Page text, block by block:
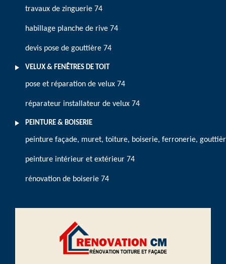
travaux de zinguerie 74
habillage planche de rive 74
devis pose de gouttière 74
VELUX & FENÊTRES DE TOIT
pose et réparation de velux 74
réparateur installateur de velux 74
PEINTURE & BOISERIE
peinture façade, muret, toiture, boiserie, ferronerie,
peinture intérieur et extérieur 74
rénovation de boiserie 74